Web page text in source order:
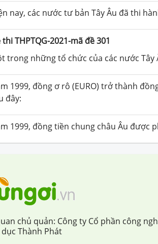
nay, các nước tư bản Tây Âu đã thi
THPTQG-2021-mã đề 301
trong những tổ chức của các nước
1999, đồng ơ rô (EURO) trở thành
đây:
1999, đồng tiền chung châu Âu được
chủ quản: Công ty Cổ phần công
Thành Phát